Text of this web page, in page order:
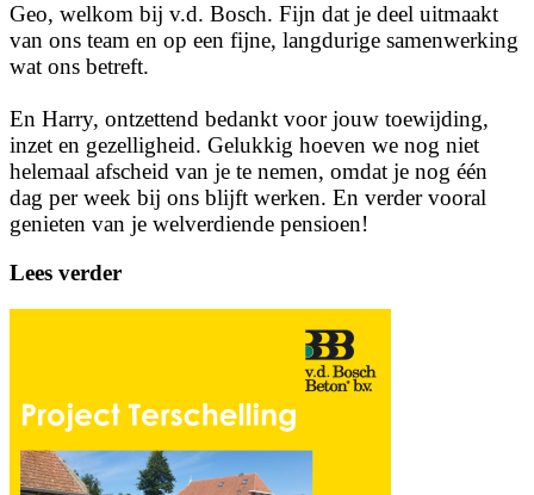
Geo, welkom bij v.d. Bosch. Fijn dat je deel uitmaakt
van ons team en op een fijne, langdurige samenwerking
wat ons betreft.
En Harry, ontzettend bedankt voor jouw toewijding,
inzet en gezelligheid. Gelukkig hoeven we nog niet
helemaal afscheid van je te nemen, omdat je nog één
dag per week bij ons blijft werken. En verder vooral
genieten van je welverdiende pensioen!
Lees verder